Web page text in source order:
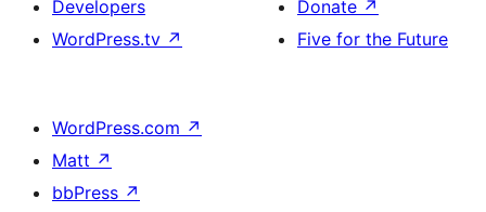
Developers
WordPress.tv ↗
Donate ↗
Five for the Future
WordPress.com ↗
Matt ↗
bbPress ↗